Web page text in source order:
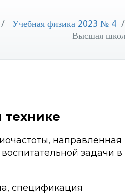
/ Учебная физика 2023 № 4 /
Высшая
технике
направленная
задачи в
спецификация